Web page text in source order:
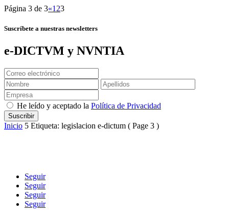
Página 3 de 3«1 23
Suscríbete a nuestras newsletters
e-DICTVM y NVNTIA
He leído y aceptado la Política de Privacidad
Inicio 5 Etiqueta: legislacion e-dictum ( Page 3 )
Seguir
Seguir
Seguir
Seguir